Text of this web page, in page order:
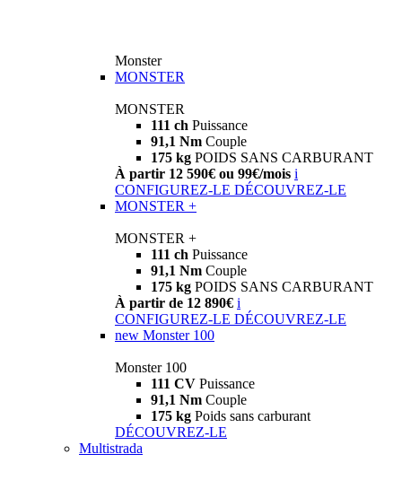
Monster
MONSTER
MONSTER
111 ch Puissance
91,1 Nm Couple
175 kg POIDS SANS CARBURANT
À partir 12 590€ ou 99€/mois i
CONFIGUREZ-LE DÉCOUVREZ-LE
MONSTER +
MONSTER +
111 ch Puissance
91,1 Nm Couple
175 kg POIDS SANS CARBURANT
À partir de 12 890€ i
CONFIGUREZ-LE DÉCOUVREZ-LE
new Monster 100
Monster 100
111 CV Puissance
91,1 Nm Couple
175 kg Poids sans carburant
DÉCOUVREZ-LE
Multistrada